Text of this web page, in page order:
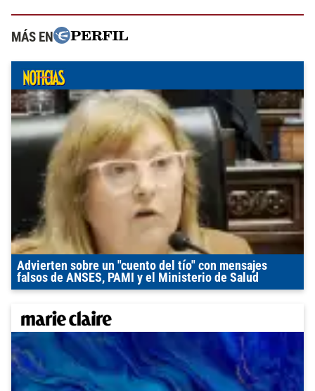
MÁS EN
Advierten sobre un "cuento del tío" con mensajes
falsos de ANSES, PAMI y el Ministerio de Salud